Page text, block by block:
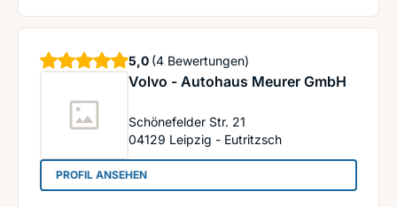
Volvo - Autohaus Meurer GmbH
Schönefelder Str. 21
04129 Leipzig - Eutritzsch
5,0 Sterne
(4 Bewertungen)
PROFIL ANSEHEN: Volvo - Autohaus Meurer GmbH